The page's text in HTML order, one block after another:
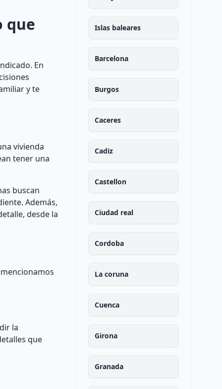
que
En
y te
vivienda
tener una
buscan
Además,
desde la
la
que
Islas baleares
Barcelona
Burgos
Caceres
Cadiz
Castellon
Ciudad real
Cordoba
La coruna
Cuenca
Girona
Granada